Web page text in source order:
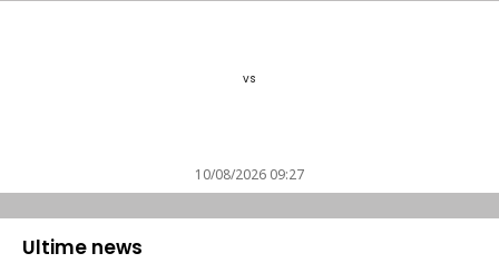
vs
10/08/2026 09:27
Ultime news